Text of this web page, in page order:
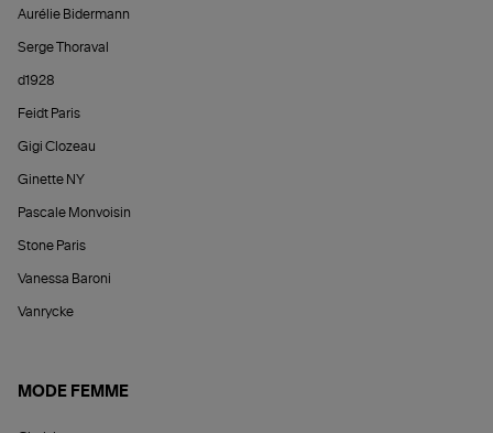
Aurélie Bidermann
Serge Thoraval
d1928
Feidt Paris
Gigi Clozeau
Ginette NY
Pascale Monvoisin
Stone Paris
Vanessa Baroni
Vanrycke
MODE FEMME